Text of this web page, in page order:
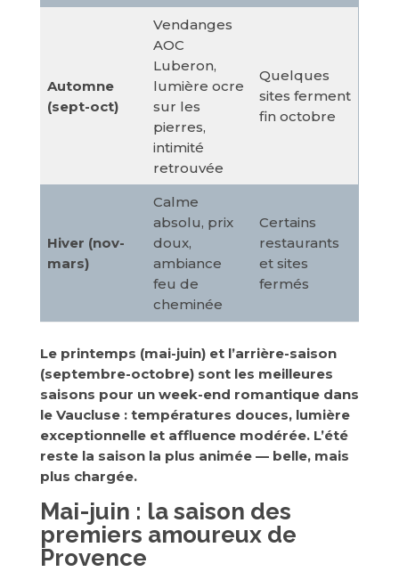
Automne
(sept-oct)
Vendanges
AOC
Luberon,
lumière ocre
sur les
pierres,
intimité
retrouvée
Quelques
sites ferment
fin octobre
Hiver (nov-
mars)
Calme
absolu, prix
doux,
ambiance
feu de
cheminée
Certains
restaurants
et sites
fermés
Le printemps (mai-juin) et l’arrière-saison
(septembre-octobre) sont les meilleures
saisons pour un week-end romantique dans
le Vaucluse : températures douces, lumière
exceptionnelle et affluence modérée. L’été
reste la saison la plus animée — belle, mais
plus chargée.
Mai-juin : la saison des
premiers amoureux de
Provence